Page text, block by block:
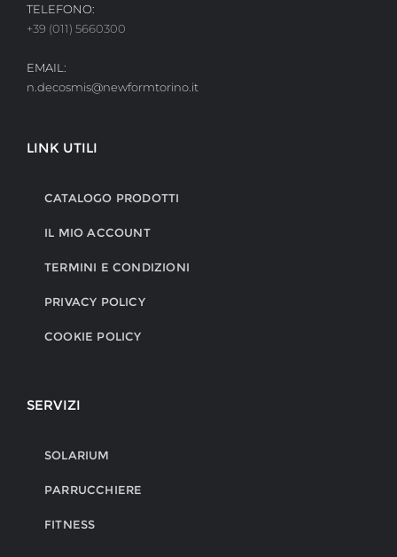
TELEFONO:
+39 (011) 5660300
EMAIL:
n.decosmis@newformtorino.it
LINK UTILI
CATALOGO PRODOTTI
IL MIO ACCOUNT
TERMINI E CONDIZIONI
PRIVACY POLICY
COOKIE POLICY
SERVIZI
SOLARIUM
PARRUCCHIERE
FITNESS